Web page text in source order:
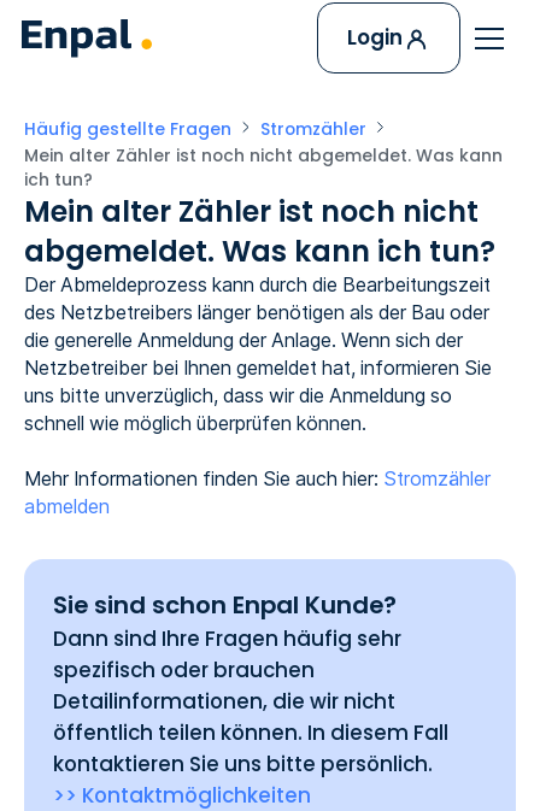
Login
Häufig gestellte Fragen
Stromzähler
Mein alter Zähler ist noch nicht abgemeldet. Was kann
ich tun?
Mein alter Zähler ist noch nicht
abgemeldet. Was kann ich tun?
Der Abmeldeprozess kann durch die Bearbeitungszeit
des Netzbetreibers länger benötigen als der Bau oder
die generelle Anmeldung der Anlage. Wenn sich der
Netzbetreiber bei Ihnen gemeldet hat, informieren Sie
uns bitte unverzüglich, dass wir die Anmeldung so
schnell wie möglich überprüfen können.
Mehr Informationen finden Sie auch hier: Stromzähler
abmelden
Sie sind schon Enpal Kunde?
Dann sind Ihre Fragen häufig sehr
spezifisch oder brauchen
Detailinformationen, die wir nicht
öffentlich teilen können. In diesem Fall
kontaktieren Sie uns bitte persönlich.
>> Kontaktmöglichkeiten